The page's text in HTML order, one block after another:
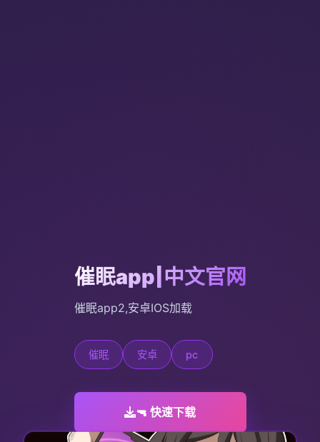
催眠app|中文官网
催眠app2,安卓IOS加载
催眠 安卓 pc
🔫 快速下载